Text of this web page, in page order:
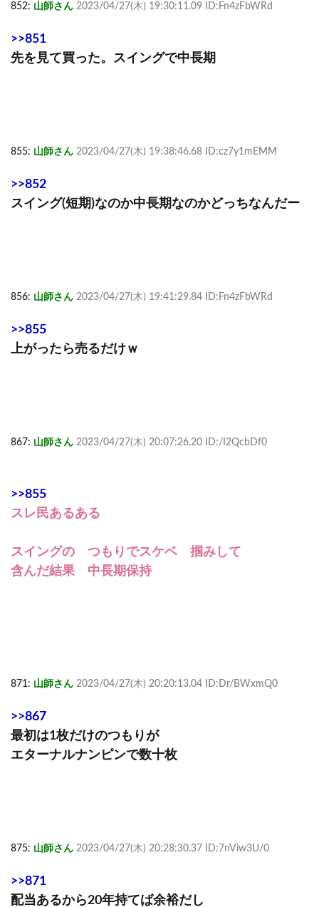
852: 山師さん 2023/04/27(木) 19:30:11.09 ID:Fn4zFbWRd
>>851
先を見て買った。スイングで中長期
855: 山師さん 2023/04/27(木) 19:38:46.68 ID:cz7y1mEMM
>>852
スイング(短期)なのか中長期なのかどっちなんだー
856: 山師さん 2023/04/27(木) 19:41:29.84 ID:Fn4zFbWRd
>>855
上がったら売るだけｗ
867: 山師さん 2023/04/27(木) 20:07:26.20 ID:/I2QcbDf0
>>855
スレ民あるある
スイングの つもりでスケベ 掴みして
含んだ結果 中長期保持
871: 山師さん 2023/04/27(木) 20:20:13.04 ID:Dr/BWxmQ0
>>867
最初は1枚だけのつもりが
エターナルナンピンで数十枚
875: 山師さん 2023/04/27(木) 20:28:30.37 ID:7nViw3U/0
>>871
配当あるから20年持てば余裕だし